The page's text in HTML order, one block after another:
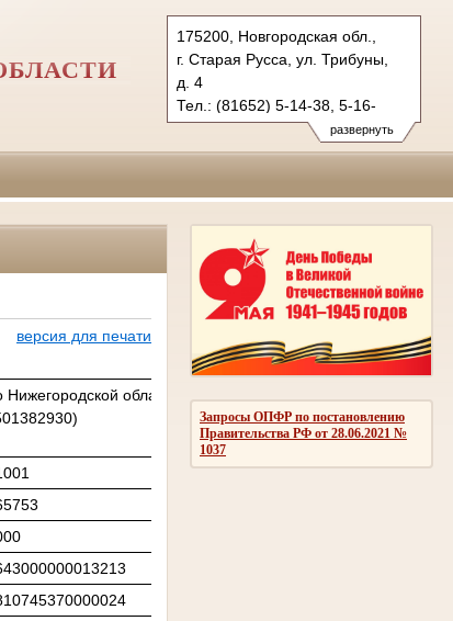
развернуть
175200, Новгородская обл.,
г. Старая Русса, ул. Трибуны,
д. 4
Тел.: (81652) 5-14-38, 5-16-
91 (ф.)
starorussky.nvg@sudrf.ru
Запросы ОПФР по постановлению
Правительства РФ от 28.06.2021 №
1037
версия для печати
области (Управление Судебного